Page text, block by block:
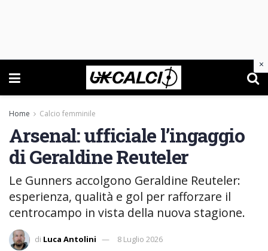
Home Calcio femminile
Arsenal: ufficiale l’ingaggio
di Geraldine Reuteler
Le Gunners accolgono Geraldine Reuteler:
esperienza, qualità e gol per rafforzare il
centrocampo in vista della nuova stagione.
di Luca Antolini 8 Luglio 2026
×